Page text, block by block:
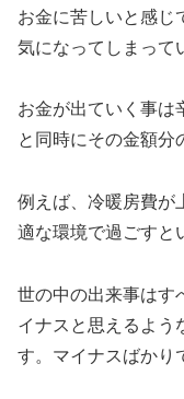
お金に苦しいと感じ
気になってしまって
お金が出ていく事は
と同時にその金額分
例えば、冷暖房費が
適な環境で過ごすと
世の中の出来事はす
イナスと思えるよう
す。マイナスばかり